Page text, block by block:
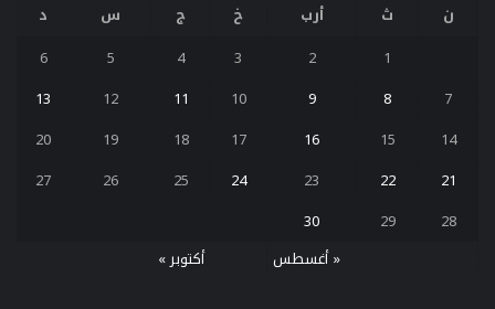
ن
ث أرب خ ج س د
« أغسطس أكتوبر »
1
2
3
4
5
6
7
8
9
10
11
12
13
14
15
16
17
18
19
20
21
22
23
24
25
26
27
28
29
30